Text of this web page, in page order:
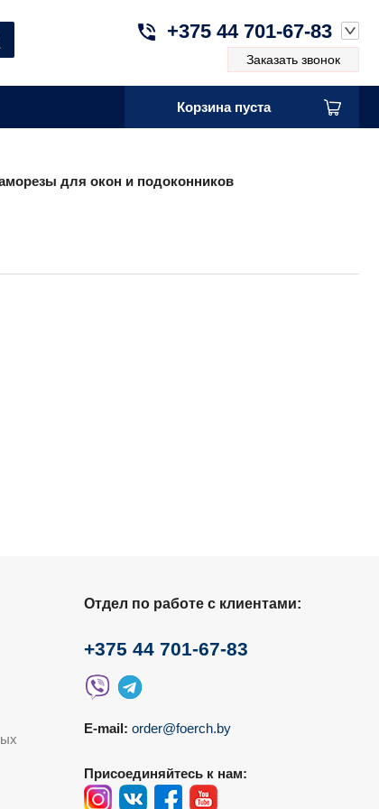
+375 44 701-67-83
Заказать звонок
Корзина пуста
для окон и подоконников
Отдел по работе с клиентами:
+375 44 701-67-83
E-mail: order@foerch.by
Присоединяйтесь к нам: